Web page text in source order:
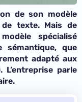
de son modèle
de texte. Mais de
spécialisé
sémantique, que
adapté aux
L’entreprise parle